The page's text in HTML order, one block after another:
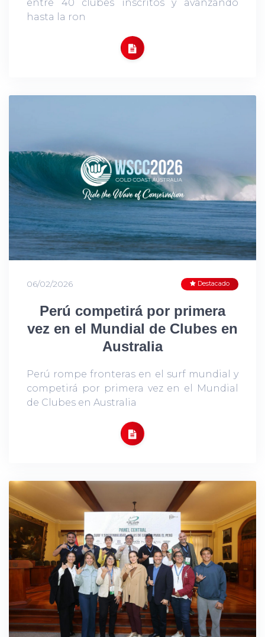
entre 40 clubes inscritos y avanzando
hasta la ron
06/02/2026 Destacado
Perú competirá por primera
vez en el Mundial de Clubes en
Australia
Perú rompe fronteras en el surf mundial y
competirá por primera vez en el Mundial
de Clubes en Australia